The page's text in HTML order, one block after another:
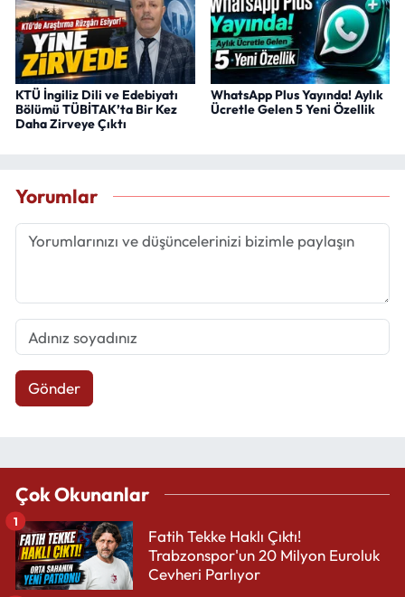
KTÜ İngiliz Dili ve Edebiyatı
Bölümü TÜBİTAK’ta Bir Kez
Daha Zirveye Çıktı
WhatsApp Plus Yayında! Aylık
Ücretle Gelen 5 Yeni Özellik
Yorumlar
Gönder
Çok Okunanlar
Fatih Tekke Haklı Çıktı!
Trabzonspor'un 20 Milyon Euroluk
Cevheri Parlıyor
1